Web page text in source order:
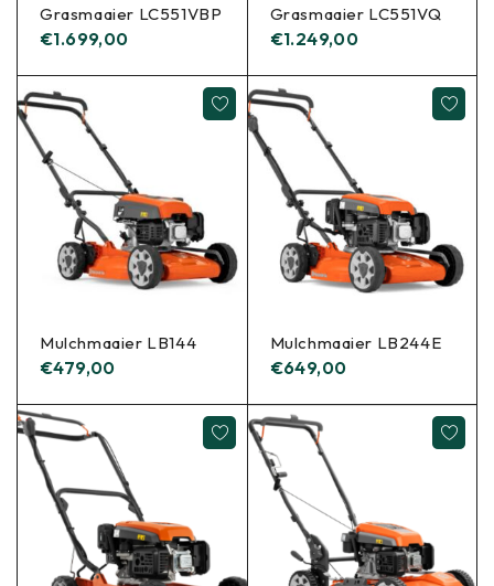
Grasmaaier LC551VBP
€1.699,00
Grasmaaier LC551VQ
€1.249,00
Mulchmaaier LB144
€479,00
Mulchmaaier LB244E
€649,00